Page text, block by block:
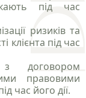
під час
ризиків та
клієнта під час
з договором
правовими
час його дії.